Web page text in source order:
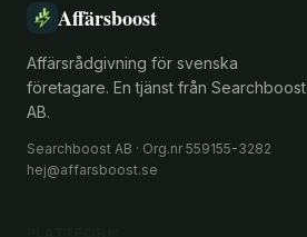
Affärsboost
Affärsrådgivning för svenska
företagare. En tjänst från Searchboost
AB.
Searchboost AB · Org.nr 559155-3282
hej@affarsboost.se